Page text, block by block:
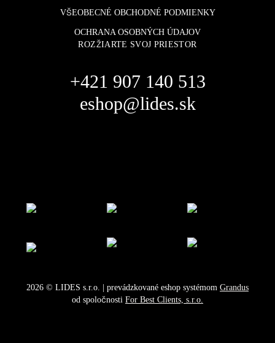
VŠEOBECNÉ OBCHODNÉ PODMIENKY
OCHRANA OSOBNÝCH ÚDAJOV
ROZŽIARTE SVOJ PRIESTOR
+421 907 140 513
eshop@lides.sk
2026 © LIDES s.r.o. | prevádzkované eshop systémom Grandus
od spoločnosti For Best Clients, s.r.o.